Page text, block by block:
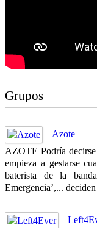
Grupos
Azote
AZOTE Podría
empieza a gestarse
baterista de la
Emergencia’,...